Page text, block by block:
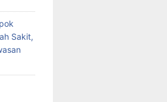
Sakit,